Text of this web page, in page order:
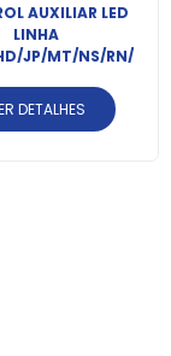
AUXILIAR LED
LINHA
JP/MT/NS/RN/PG
DETALHES